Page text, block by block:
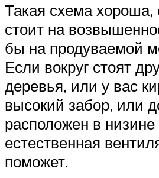
Такая схема хороша,
стоит на
бы на продуваемой
Если вокруг стоят
деревья, или у вас
высокий забор, или
расположен в
естественная
поможет.